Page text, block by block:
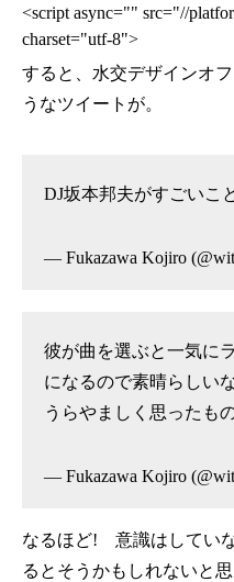
<script async="" src="//
charset="utf-8">
すると、水交デザインオ
うなツイートが。
DJ坂本邦夫がすごいこ
— Fukazawa Kojiro
彼が曲を選ぶと一気に
になるので素晴らしい
うらやましく思ったも
— Fukazawa Kojiro
なるほど! 意識はしてい
るとそうかもしれないと